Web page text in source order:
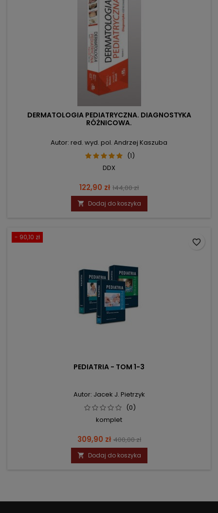
DERMATOLOGIA PEDIATRYCZNA. DIAGNOSTYKA
RÓŻNICOWA.
Autor: red. wyd. pol. Andrzej Kaszuba
(1)
DDX
Cena
122,90 zł Cena
podstawowa
144,00 zł
 Dodaj do koszyka
- 90,10 zł
PEDIATRIA - TOM 1-3
Autor: Jacek J. Pietrzyk
(0)
komplet
Cena
309,90 zł Cena
podstawowa
400,00 zł
 Dodaj do koszyka
favorite_border